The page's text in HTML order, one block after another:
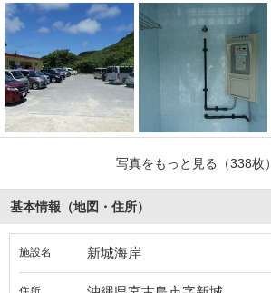
写真をもっと見る （338枚）
基本情報（地図・住所）
施設名 新城海岸